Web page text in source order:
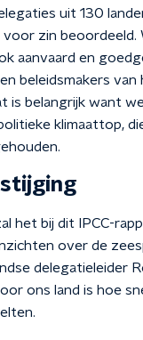
uit 130
zin beoordeeld.
aanvaard en
beleidsmakers van
is belangrijk want
klimaattop,
het bij dit IPCC-
over de
delegatieleider
ons land is hoe